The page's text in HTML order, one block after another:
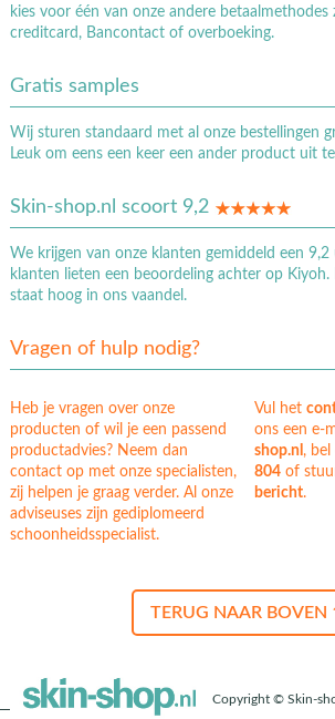
kies voor één van onze andere betaalmethodes
creditcard, Bancontact of overboeking.
Gratis samples
Wij sturen standaard met al onze bestellingen
Leuk om eens een keer een ander product uit
Skin-shop.nl scoort 9,2
We krijgen van onze klanten gemiddeld een
klanten lieten een beoordeling achter op Kiyoh.
staat hoog in ons vaandel.
Vragen of hulp nodig?
Heb je vragen over onze
producten of wil je een passend
productadvies? Neem dan
contact op met onze specialisten,
zij helpen je graag verder. Al onze
adviseuses zijn gediplomeerd
schoonheidsspecialist.
Vul het
ons een e-
shop.nl,
804 of
bericht.
TERUG NAAR BOVEN
Copyright © Skin-